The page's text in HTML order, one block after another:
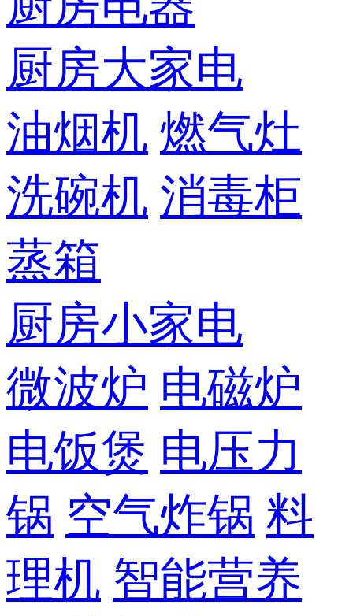
厨房大家电
油烟机 燃气灶
洗碗机 消毒柜
蒸箱
厨房小家电
微波炉 电磁炉
电饭煲 电压力
锅 空气炸锅 料
理机 智能营养